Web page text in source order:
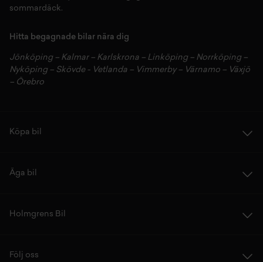
sommardäck.
Hitta begagnade bilar nära dig
Jönköping– Kalmar – Karlskrona – Linköping– Norrköping–
Nyköping– Skövde- Vetlanda – Vimmerby– Värnamo – Växjö
– Örebro
Köpa bil
Äga bil
Holmgrens Bil
Följ oss